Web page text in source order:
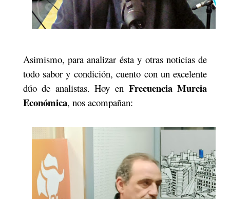
Asimismo, para analizar ésta y otras noticias de
todo sabor y condición, cuento con un excelente
dúo de analistas. Hoy en Frecuencia Murcia
Económica, nos acompañan: